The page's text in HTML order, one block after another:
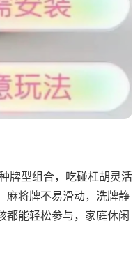
牌型组合，吃碰杠胡灵活
麻将牌不易滑动，洗牌静
都能轻松参与，家庭休闲